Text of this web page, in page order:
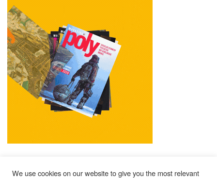
We use cookies on our website to give you the most relevant